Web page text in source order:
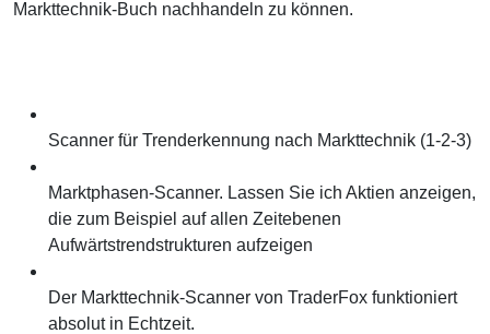
Markttechnik-Buch nachhandeln zu können.
Scanner für Trenderkennung nach Markttechnik (1-2-3)
Marktphasen-Scanner. Lassen Sie ich Aktien anzeigen,
die zum Beispiel auf allen Zeitebenen
Aufwärtstrendstrukturen aufzeigen
Der Markttechnik-Scanner von TraderFox funktioniert
absolut in Echtzeit.